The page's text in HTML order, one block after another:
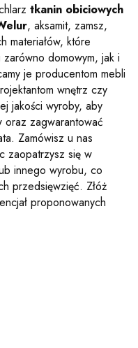
tkanin obiciowych
, aksamit, zamsz,
materiałów, które
domowym, jak i
je producentom mebli
wnętrz czy
jakości wyroby, aby
oraz zagwarantować
Zamówisz u nas
zaopatrzysz się w
innego wyrobu, co
przedsięwzięć. Złóż
proponowanych